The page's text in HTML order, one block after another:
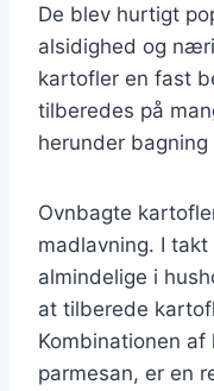
De blev hurtigt
alsidighed og
kartofler en fast
tilberedes på
herunder bagning
Ovnbagte
madlavning. I
almindelige i
at tilberede
Kombinationen
parmesan, er en